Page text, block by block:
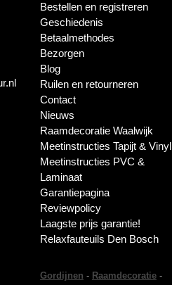
Bestellen en registreren
Geschiedenis
Betaalmethodes
Bezorgen
Blog
Ruilen en retourneren
Contact
Nieuws
Raamdecoratie Waalwijk
Meetinstructies Tapijt & Vinyl
Meetinstructies PVC &
Laminaat
Garantiepagina
Reviewpolicy
Laagste prijs garantie!
Relaxfauteuils Den Bosch
Gordijnen - Raamdecoratie-